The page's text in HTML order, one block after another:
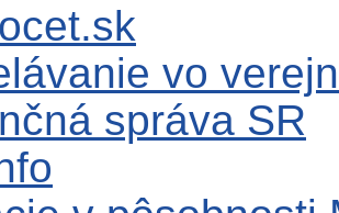
vo
správa SR